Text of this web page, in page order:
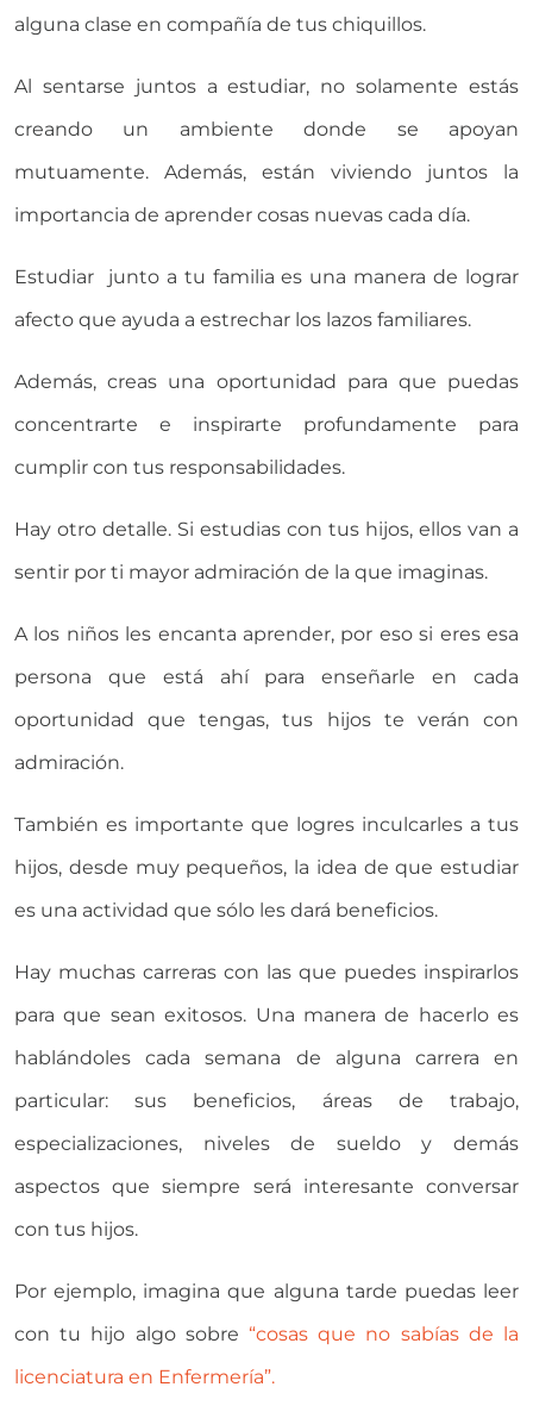
alguna clase en compañía de tus chiquillos.
Al sentarse juntos a estudiar, no solamente estás
creando un ambiente donde se apoyan
mutuamente. Además, están viviendo juntos la
importancia de aprender cosas nuevas cada día.
Estudiar junto a tu familia es una manera de lograr
afecto que ayuda a estrechar los lazos familiares.
Además, creas una oportunidad para que puedas
concentrarte e inspirarte profundamente para
cumplir con tus responsabilidades.
Hay otro detalle. Si estudias con tus hijos, ellos van a
sentir por ti mayor admiración de la que imaginas.
A los niños les encanta aprender, por eso si eres esa
persona que está ahí para enseñarle en cada
oportunidad que tengas, tus hijos te verán con
admiración.
También es importante que logres inculcarles a tus
hijos, desde muy pequeños, la idea de que estudiar
es una actividad que sólo les dará beneficios.
Hay muchas carreras con las que puedes inspirarlos
para que sean exitosos. Una manera de hacerlo es
hablándoles cada semana de alguna carrera en
particular: sus beneficios, áreas de trabajo,
especializaciones, niveles de sueldo y demás
aspectos que siempre será interesante conversar
con tus hijos.
Por ejemplo, imagina que alguna tarde puedas leer
con tu hijo algo sobre “cosas que no sabías de la
licenciatura en Enfermería”.